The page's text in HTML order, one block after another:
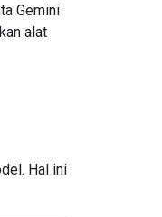
Gemini
alat
Hal ini